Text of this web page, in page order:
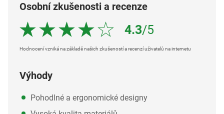
Osobní zkušenosti a recenze
4.3/5
Hodnocení vzniká na základě našich zkušeností a recenzí uživatelů na internetu
Výhody
Pohodlné a ergonomické designy